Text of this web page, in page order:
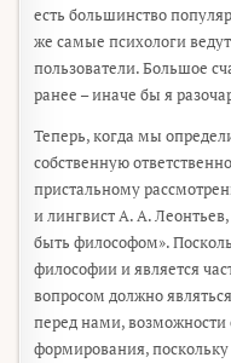
есть большинство
же самые психологи
пользователи. Большое
ранее – иначе бы я
Теперь, когда мы
собственную
пристальному
и лингвист А. А.
быть философом».
философии и является
вопросом должно
перед нами, возможности
формирования,